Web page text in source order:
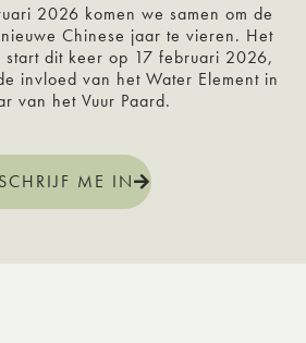
2026 komen we samen om de
Chinese jaar te vieren. Het
dit keer op 17 februari 2026,
invloed van het Water Element in
van het Vuur Paard.
ME IN